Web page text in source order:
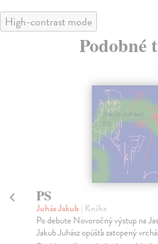
High-contrast mode
Podobné
PS
Juhás Jakub | Kniha
Po debute Novoročný výstup na
Jakub Juhász opúšťa zatopený